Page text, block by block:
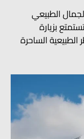
الطبيعي
بزيارة
الساحرة